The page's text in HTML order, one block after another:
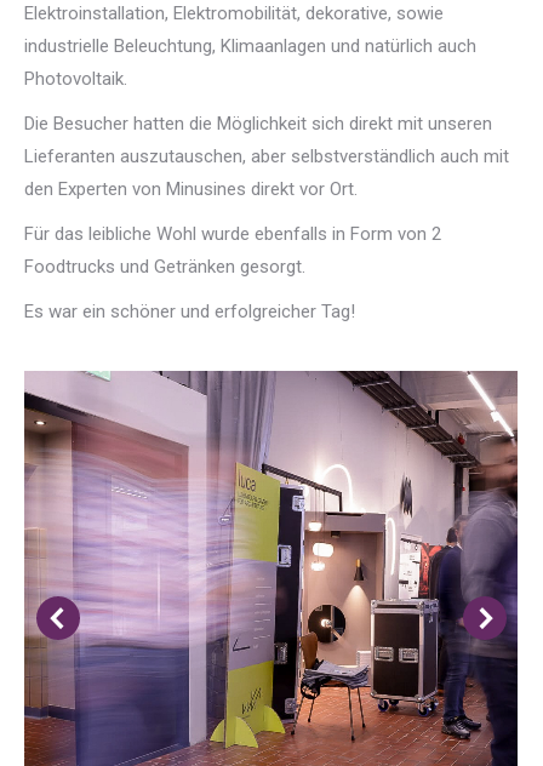
Elektroinstallation, Elektromobilität, dekorative, sowie
industrielle Beleuchtung, Klimaanlagen und natürlich auch
Photovoltaik.
Die Besucher hatten die Möglichkeit sich direkt mit unseren
Lieferanten auszutauschen, aber selbstverständlich auch mit
den Experten von Minusines direkt vor Ort.
Für das leibliche Wohl wurde ebenfalls in Form von 2
Foodtrucks und Getränken gesorgt.
Es war ein schöner und erfolgreicher Tag!